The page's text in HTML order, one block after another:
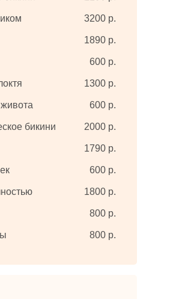
3200 р.
1890 р.
600 р.
1300 р.
600 р.
бикини 2000 р.
1790 р.
600 р.
1800 р.
800 р.
800 р.